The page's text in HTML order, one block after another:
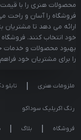
محصولات هنری را با
فروشگاه را آسان و راحت
ارائه می دهد تا مشتریان
خود انتخاب کنند.
بهبود محصولات و خدمات
را برای مشتریان خود
ملزومات هنری تابلو
رنگ اکریلیک سوداکو
فروشگاه بلاگ